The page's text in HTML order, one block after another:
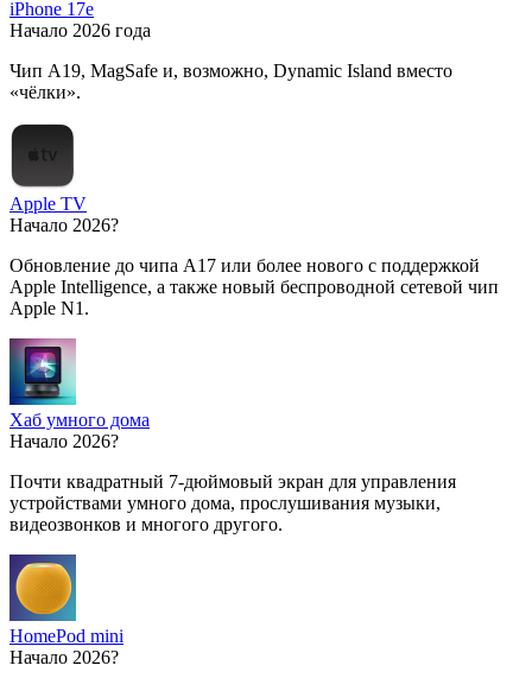
iPhone 17e
Начало 2026 года
Чип A19, MagSafe и, возможно, Dynamic Island вместо
«чёлки».
Apple TV
Начало 2026?
Обновление до чипа A17 или более нового с поддержкой
Apple Intelligence, а также новый беспроводной сетевой чип
Apple N1.
Хаб умного дома
Начало 2026?
Почти квадратный 7-дюймовый экран для управления
устройствами умного дома, прослушивания музыки,
видеозвонков и многого другого.
HomePod mini
Начало 2026?